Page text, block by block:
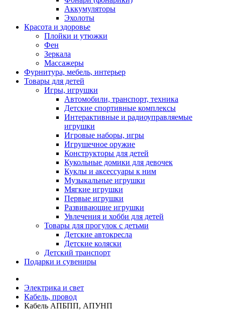
Аккумуляторы
Эхолоты
Красота и здоровье
Плойки и утюжки
Фен
Зеркала
Массажеры
Фурнитура, мебель, интерьер
Товары для детей
Игры, игрушки
Автомобили, транспорт, техника
Детские спортивные комплексы
Интерактивные и радиоуправляемые
игрушки
Игровые наборы, игры
Игрушечное оружие
Конструкторы для детей
Кукольные домики для девочек
Куклы и аксессуары к ним
Музыкальные игрушки
Мягкие игрушки
Первые игрушки
Развивающие игрушки
Увлечения и хобби для детей
Товары для прогулок с детьми
Детские автокресла
Детские коляски
Детский транспорт
Подарки и сувениры
Электрика и свет
Кабель, провод
Кабель АПБПП, АПУНП